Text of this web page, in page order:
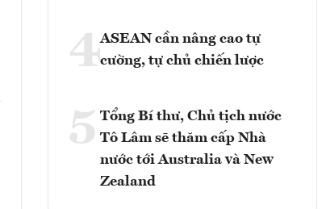
4ASEAN cần nâng cao tự
cường, tự chủ chiến lược
5 Tổng Bí thư, Chủ tịch nước
Tô Lâm sẽ thăm cấp Nhà
nước tới Australia và New
Zealand